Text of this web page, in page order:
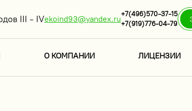
III - IVekoind93@yandex.ru
+7(496)570-37-15
+7(919)776-04-79
О КОМПАНИИ ЛИЦЕНЗИИ